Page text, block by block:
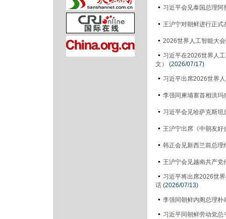
习近平会见泰国总理阿
王沪宁对朝鲜进行正式
2026世界人工智能大
习近平在2026世界人
文）
(2026/07/17)
习近平出席2026世界
李强同柬埔寨首相洪玛
习近平会见哈萨克斯坦
王沪宁出席《中朝友
韩正会见新西兰前总理
王沪宁会见越南共产党
习近平将出席2026世
话 (2026/07/13)
李强同朝鲜内阁总理朴
习近平同朝鲜劳动党